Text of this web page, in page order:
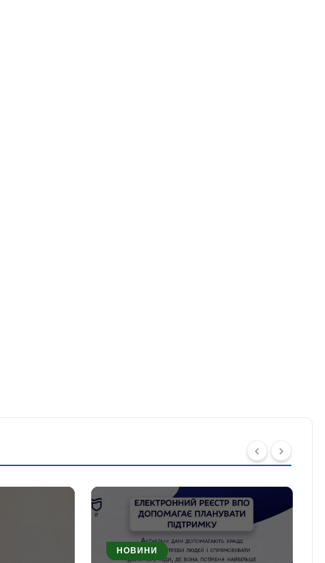
НОВИНИ